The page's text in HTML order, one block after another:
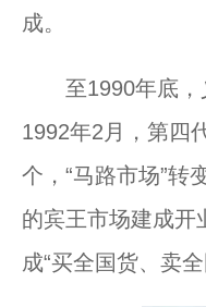
成。
至1990年底，义
1992年2月，第四
个，“马路市场”转
的宾王市场建成开
成“买全国货、卖全